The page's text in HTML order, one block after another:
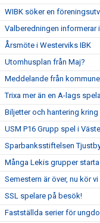
WIBK söker en
Valberedningen informerar
Årsmöte i Westerviks IBK
Utomhusplan från Maj?
Meddelande från
Trixa mer än en A-lags
Biljetter och hantering kring
USM P16 Grupp spel i
Sparbanksstiftelsen
Många Lekis grupper
Semestern är över, nu kör
SSL spelare på besök!
Fastställda serier för